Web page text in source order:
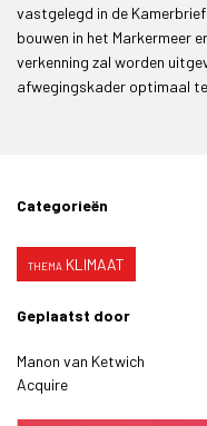
vastgelegd in de
bouwen in het Markermeer
verkenning zal worden
afwegingskader optimaal
Categorieën
KLIMAAT
Geplaatst door
Manon van Ketwich
Acquire